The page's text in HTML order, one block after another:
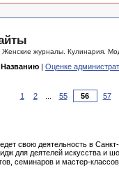
Женские журналы. Кулинария.
Названию | Оценке
1 2 55 57
свою деятельность в
для деятелей искусства и
семинаров и мастер-